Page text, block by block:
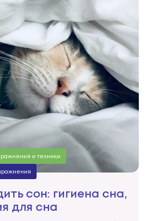
и техники
сон: гигиена сна,
для сна